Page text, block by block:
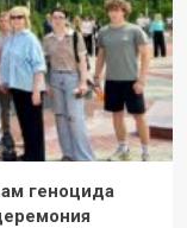
геноцида